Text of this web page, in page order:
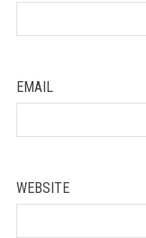
EMAIL
WEBSITE